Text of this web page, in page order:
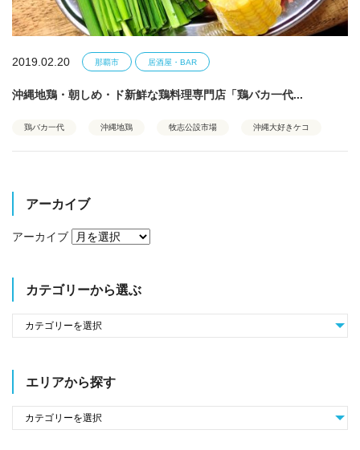
2019.02.20 那覇市 居酒屋・BAR
沖縄地鶏・朝しめ・ド新鮮な鶏料理専門店「鶏バカ一代...
鶏バカ一代 沖縄地鶏 牧志公設市場 沖縄大好きケコ
アーカイブ
アーカイブ
カテゴリーから選ぶ
エリアから探す